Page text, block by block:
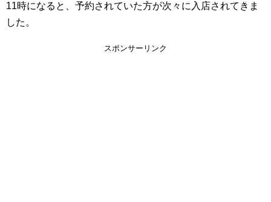
11時になると、予約されていた方が次々に入店されてきま
した。
スポンサーリンク